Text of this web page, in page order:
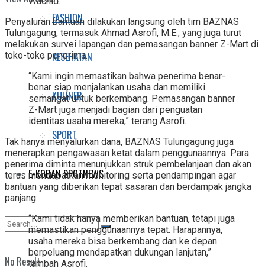
FASHION
KESEHATAN
KULINER
SPORT
E-KORAN SPOTNEWS
No Result
Penyaluran bantuan dilakukan langsung oleh tim BAZNAS
Tulungagung, termasuk Ahmad Asrofi, M.E., yang juga turut
melakukan survei lapangan dan pemasangan banner Z-Mart di
toko-toko penerima.
“Kami ingin memastikan bahwa penerima benar-
benar siap menjalankan usaha dan memiliki
semangat untuk berkembang. Pemasangan banner
Z-Mart juga menjadi bagian dari penguatan
identitas usaha mereka,” terang Asrofi.
Tak hanya menyalurkan dana, BAZNAS Tulungagung juga
menerapkan pengawasan ketat dalam penggunaannya. Para
penerima diminta menunjukkan struk pembelanjaan dan akan
terus mendapatkan monitoring serta pendampingan agar
bantuan yang diberikan tepat sasaran dan berdampak jangka
panjang.
“Kami tidak hanya memberikan bantuan, tetapi juga
memastikan penggunaannya tepat. Harapannya,
usaha mereka bisa berkembang dan ke depan
berpeluang mendapatkan dukungan lanjutan,”
tambah Asrofi.